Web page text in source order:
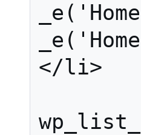
</li>